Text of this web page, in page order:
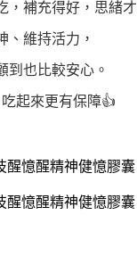
，補充得好，思緒
、維持活力，
到也比較安心。
吃起來更有保障👍